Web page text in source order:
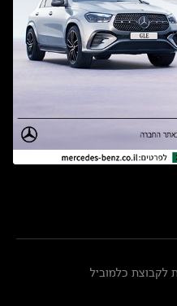
לקבוצת כלמוביל